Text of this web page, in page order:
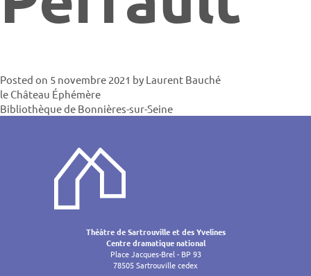
Posted on 5 novembre 2021 by Laurent Bauché
de
l’article
le Château Éphémère
Bibliothèque de Bonnières-sur-Seine
Théâtre de Sartrouville et des Yvelines
Centre dramatique national
Place Jacques-Brel - BP 93
78505 Sartrouville cedex